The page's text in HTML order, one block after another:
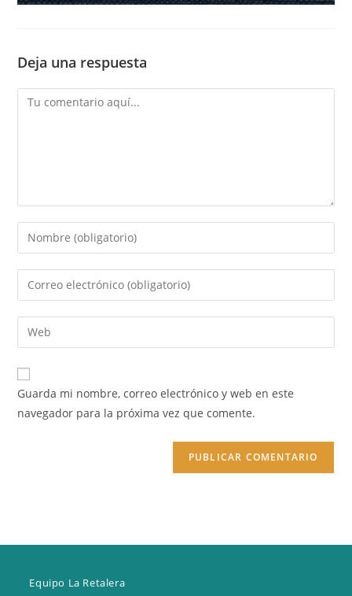
Deja una respuesta
Comentario
Introduce
tu
nombre
de
usuario
para
comentar
Introduce
tu
dirección
de
electrónico
para
comentar
Introduce
la
URL
de
Guarda mi nombre, correo electrónico y web en este
navegador para la próxima vez que comente.
Equipo La Retalera